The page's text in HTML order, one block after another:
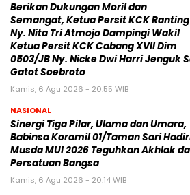
Berikan Dukungan Moril dan
Semangat, Ketua Persit KCK
Ny. Nita Tri Atmojo Dampingi Wakil
Ketua Persit KCK Cabang XVII Dim
0503/JB Ny. Nicke Dwi Harri Jenguk
Gatot Soebroto
Kamis, 6 Agu 2026 - 20:55 WIB
NASIONAL
Sinergi Tiga Pilar, Ulama dan Umara,
Babinsa Koramil 01/Taman Sari
Musda MUI 2026 Teguhkan Akhlak
Persatuan Bangsa
Kamis, 6 Agu 2026 - 20:14 WIB